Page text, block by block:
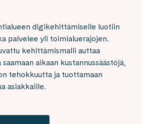
digikehittämiselle luotiin
palvelee yli toimialuerajojen.
kehittämismalli auttaa
aikaan kustannussäästöjä,
tehokkuutta ja tuottamaan
asiakkaille.